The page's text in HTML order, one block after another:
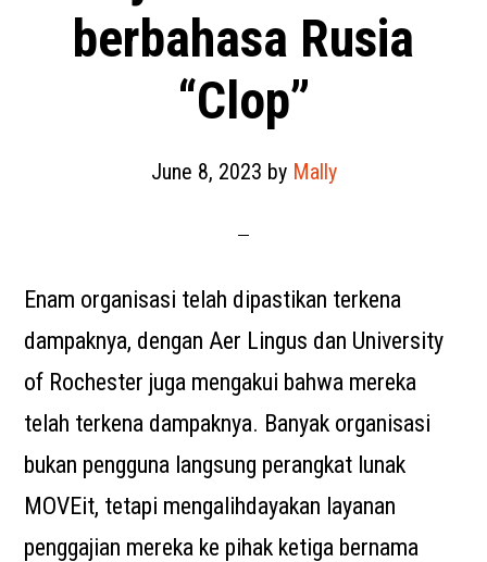
berbahasa Rusia
“Clop”
June 8, 2023 by Mally
Enam organisasi telah dipastikan terkena
dampaknya, dengan Aer Lingus dan University
of Rochester juga mengakui bahwa mereka
telah terkena dampaknya. Banyak organisasi
bukan pengguna langsung perangkat lunak
MOVEit, tetapi mengalihdayakan layanan
penggajian mereka ke pihak ketiga bernama